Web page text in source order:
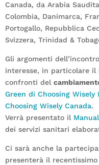
Canada, da Arabia
Colombia, Danimarca,
Portogallo, Repubblica
Svizzera, Trinidad &
Gli argomenti
interesse, in particolare
confronti del
Green di Choosing Wisely
Choosing Wisely Canada.
Verrà presentato il
dei servizi sanitari
Ci sarà anche la
presenterà il